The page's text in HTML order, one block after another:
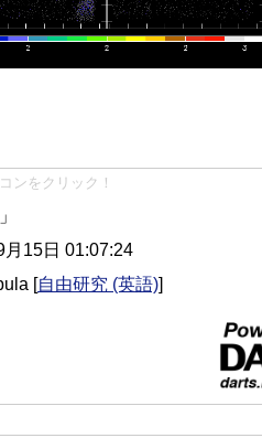
ンをクリック！
月15日 01:07:24
[自由研究 (英語)]